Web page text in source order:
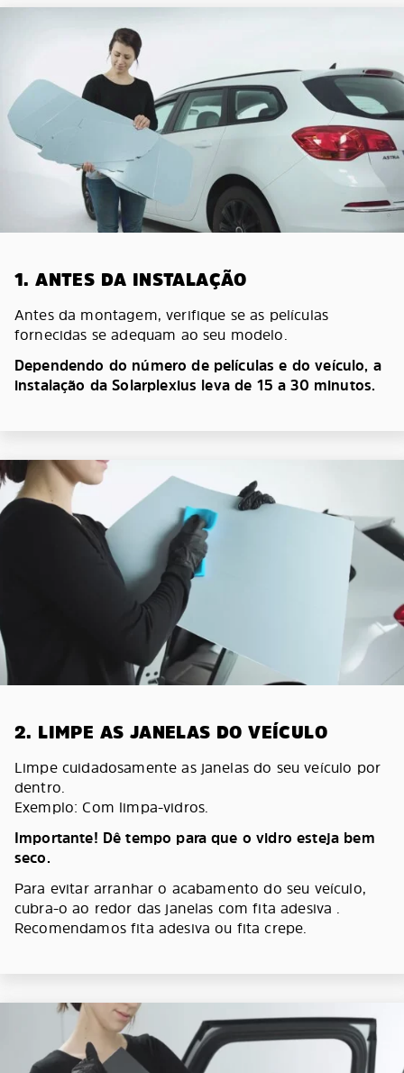
1. ANTES DA INSTALAÇÃO
Antes da montagem, verifique se as películas
fornecidas se adequam ao seu modelo.
Dependendo do número de películas e do veículo, a
instalação da Solarplexius leva de 15 a 30 minutos.
2. LIMPE AS JANELAS DO VEÍCULO
Limpe cuidadosamente as janelas do seu veículo por
dentro.
Exemplo: Com limpa-vidros.
Importante! Dê tempo para que o vidro esteja bem
seco.
Para evitar arranhar o acabamento do seu veículo,
cubra-o ao redor das janelas com fita adesiva .
Recomendamos fita adesiva ou fita crepe.